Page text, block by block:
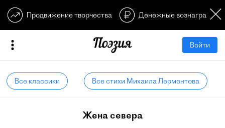
Продвижение творчества Денежные
Войти
Все классики Все стихи Михаила Лермонтова
Жена севера